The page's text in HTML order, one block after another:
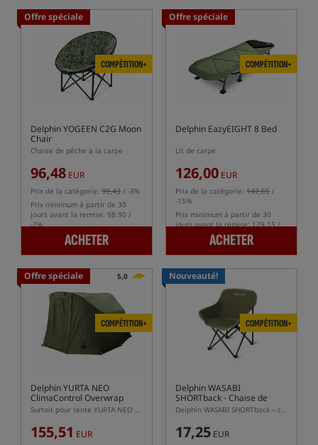
Offre spéciale
COMPÉTITION+
Delphin YOGEEN C2G Moon
Chair
Chaise de pêche à la carpe
96,48 EUR
Prix de la catégorie: 99,43 / -3%
Prix minimum à partir de 30
jours avant la remise: 98.90 /
-2%
ACHETER
Offre spéciale
COMPÉTITION+
Delphin EazyEIGHT 8 Bed
Lit de carpe
126,00 EUR
Prix de la catégorie: 147,65 /
-15%
Prix minimum à partir de 30
jours avant la remise: 129.15 /
ACHETER
Offre spéciale 5,0
COMPÉTITION+
Delphin YURTA NEO
ClimaControl Overwrap
Surtoit pour tente YURTA NEO ClimaControl
155,51 EUR
Nouveauté!
COMPÉTITION+
Delphin WASABI
SHORTback- Chaise de
pêche
Delphin WASABI SHORTback – chaise de pêche légère avec housse
17,25 EUR